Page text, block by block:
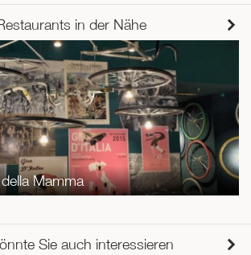
in der Nähe
Mamma
Sie auch interessieren